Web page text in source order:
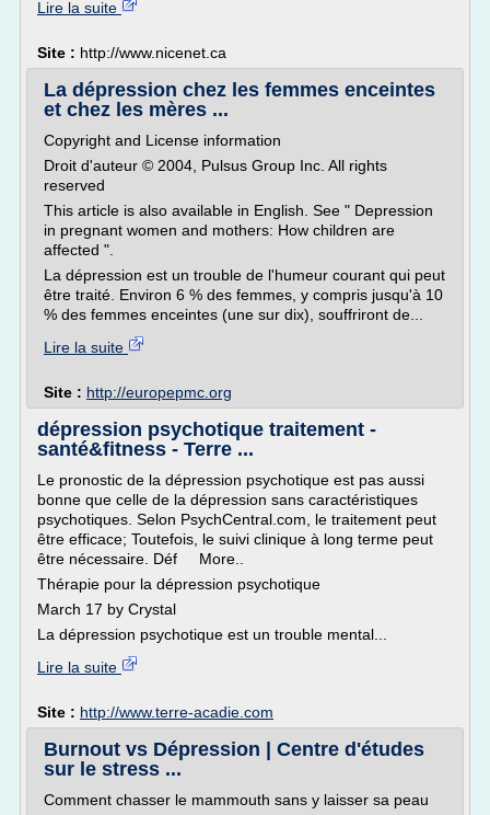
Lire la suite
Site : http://www.nicenet.ca
La dépression chez les femmes enceintes
et chez les mères ...
Copyright and License information
Droit d'auteur © 2004, Pulsus Group Inc. All rights
reserved
This article is also available in English. See " Depression
in pregnant women and mothers: How children are
affected ".
La dépression est un trouble de l'humeur courant qui peut
être traité. Environ 6 % des femmes, y compris jusqu'à 10
% des femmes enceintes (une sur dix), souffriront de...
Lire la suite
Site : http://europepmc.org
dépression psychotique traitement -
santé&fitness - Terre ...
Le pronostic de la dépression psychotique est pas aussi
bonne que celle de la dépression sans caractéristiques
psychotiques. Selon PsychCentral.com, le traitement peut
être efficace; Toutefois, le suivi clinique à long terme peut
être nécessaire. Déf More..
Thérapie pour la dépression psychotique
March 17 by Crystal
La dépression psychotique est un trouble mental...
Lire la suite
Site : http://www.terre-acadie.com
Burnout vs Dépression | Centre d'études
sur le stress ...
Comment chasser le mammouth sans y laisser sa peau